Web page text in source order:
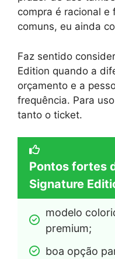
compra é racional e
comuns, eu ainda
Faz sentido
Edition quando a
orçamento e a
frequência. Para
tanto o ticket.
Pontos fortes
Signature
modelo
premium;
boa opção